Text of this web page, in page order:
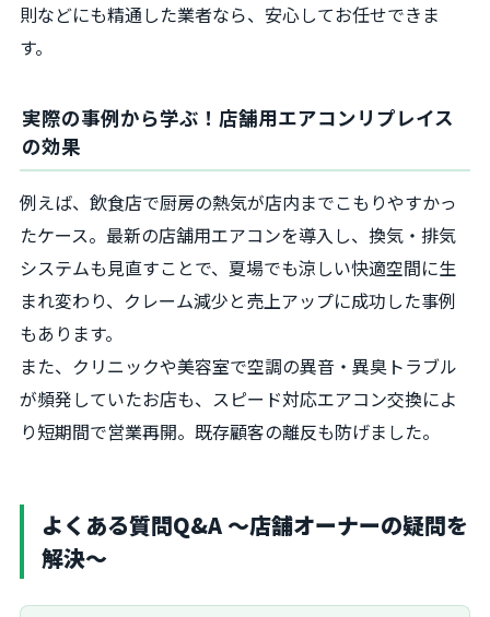
則などにも精通した業者なら、安心してお任せできま
す。
実際の事例から学ぶ！店舗用エアコンリプレイス
の効果
例えば、飲食店で厨房の熱気が店内までこもりやすかっ
たケース。最新の店舗用エアコンを導入し、換気・排気
システムも見直すことで、夏場でも涼しい快適空間に生
まれ変わり、クレーム減少と売上アップに成功した事例
もあります。
また、クリニックや美容室で空調の異音・異臭トラブル
が頻発していたお店も、スピード対応エアコン交換によ
り短期間で営業再開。既存顧客の離反も防げました。
よくある質問Q&A 〜店舗オーナーの疑問を
解決〜